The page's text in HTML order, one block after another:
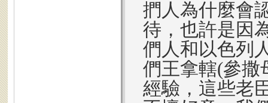
捫人為什麼會
待，也許是因
們人和以色列
們王拿轄(參撒
經驗，這些老